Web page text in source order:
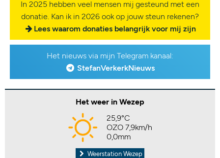
In 2025 hebben veel mensen mij gesteund met een
donatie. Kan ik in 2026 ook op jouw steun rekenen?
Lees waarom donaties belangrijk voor mij zijn
Het nieuws via mijn Telegram kanaal:
StefanVerkerkNieuws
Het weer in Wezep
25,9°C
OZO 7,9km/h
0,0mm
Weerstation Wezep